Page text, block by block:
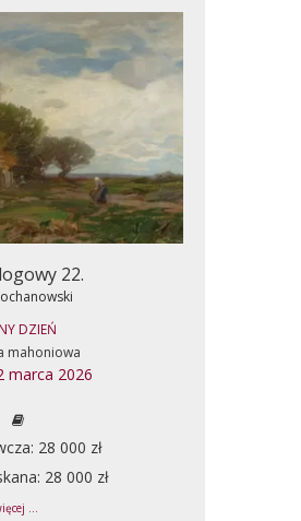
22.
DZIEŃ
mahoniowa
marca 2026
28 000 zł
28 000 zł
...